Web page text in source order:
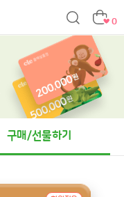
0
구매/선물하기